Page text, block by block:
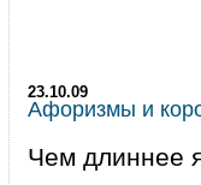
23.10.09
Афоризмы и
Чем длиннее